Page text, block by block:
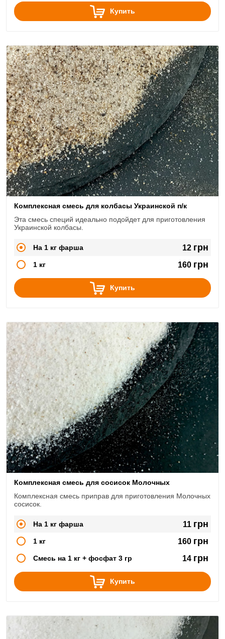
Купить
Комплексная смесь для колбасы Украинской п/к
Эта смесь специй идеально подойдет для приготовления
Украинской колбасы.
На 1 кг фарша 12 грн
1 кг 160 грн
Купить
Комплексная смесь для сосисок Молочных
Комплексная смесь приправ для приготовления Молочных
сосисок.
На 1 кг фарша 11 грн
1 кг 160 грн
Смесь на 1 кг + фосфат 3 гр 14 грн
Купить